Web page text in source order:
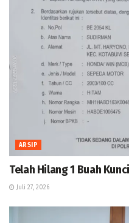
ARSIP
Telah Hilang 1 Buah
Juli 27, 2026